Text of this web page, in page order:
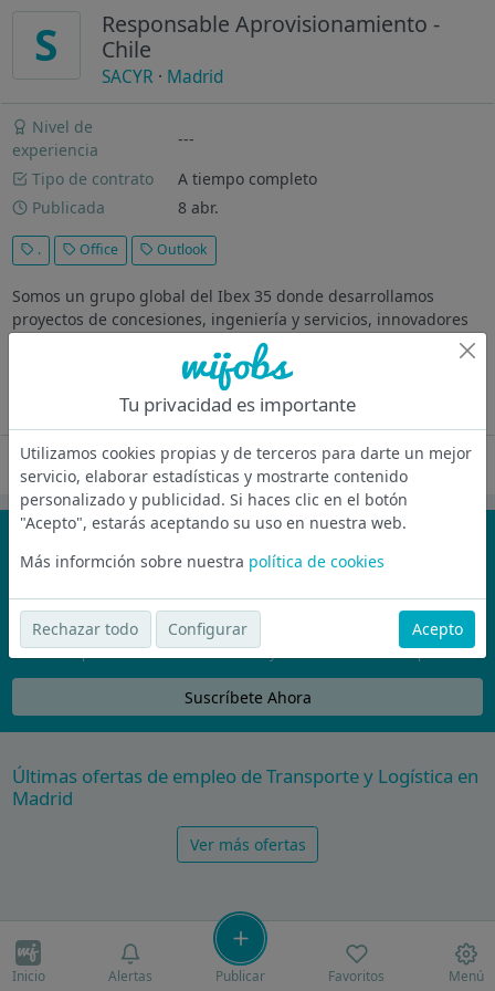
S
Responsable Aprovisionamiento -
Chile
SACYR · Madrid
Nivel de
experiencia
---
Tipo de contrato
A tiempo completo
Publicada
8 abr.
. Office Outlook
Somos un grupo global del Ibex 35 donde desarrollamos
proyectos de concesiones, ingeniería y servicios, innovadores
de alto valor, en los más de 20 países donde estamos
presentes. Buscamos una persona como tú, que se sume a
nuestro #RumboSacyr y nos...
Oferta desactivada
¡No te pierdas nada!
Únete a la comunidad de wijobs y recibe por email las mejores
ofertas de empleo
Nunca compartiremos tu email con nadie y no te vamos a enviar spam
Suscríbete Ahora
Últimas ofertas de empleo de Transporte y Logística en
Madrid
Ver más ofertas
Inicio Alertas Publicar Favoritos Menú
Tu privacidad es importante
Utilizamos cookies propias y de terceros para darte un mejor
servicio, elaborar estadísticas y mostrarte contenido
personalizado y publicidad. Si haces clic en el botón
"Acepto", estarás aceptando su uso en nuestra web.
Más informción sobre nuestra política de cookies
Rechazar todo Configurar Acepto